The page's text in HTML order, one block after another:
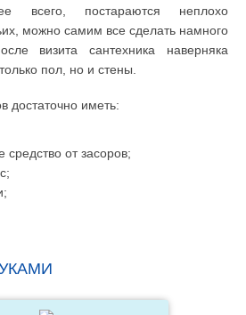
всего, постараются неплохо
можно самим все сделать намного
визита сантехника наверняка
пол, но и стены.
достаточно иметь:
средство от засоров;